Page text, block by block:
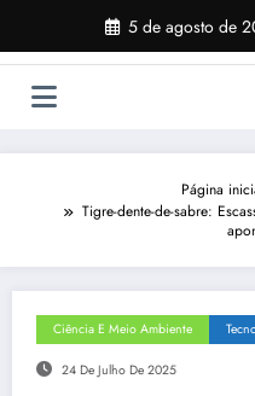
o
5 de agosto de
Página
Tigre-dente-de-sabre:
Ciência E Meio Ambiente
24 De Julho De 2025